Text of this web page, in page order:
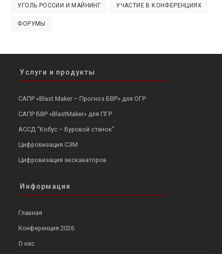
УГОЛЬ РОССИИ И МАЙНИНГ УЧАСТИЕ В КОНФЕРЕНЦИЯХ
ФОРУМЫ
Услуги и продукты
САПР «Blast Maker – Прогноз БВР» для ОГР
САПР БВР «BlastMaker» для ПГР
АССД “Кобус – Буровой станок”
Цифровизация СЗМ
Цифровизация экскаваторов
Информация
Главная
Конференция 2026
О нас